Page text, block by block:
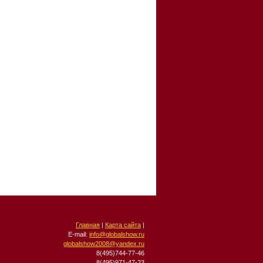
Главная| Карта сайта|
E-mail: info@globalshow.ru
globalshow2008@yandex.ru
8(495)744-77-46